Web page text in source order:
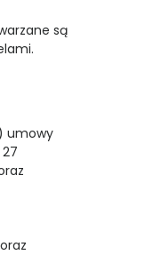
są
umowy